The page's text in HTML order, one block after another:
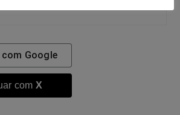
Google
com X